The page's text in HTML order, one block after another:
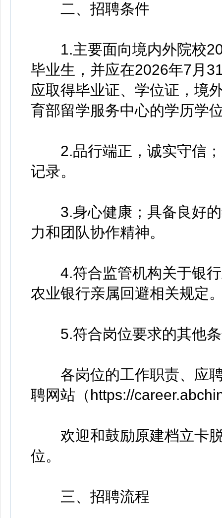
二、招聘条件
1.主要面向境内外院校
毕业生，并应在2026年7月
应取得毕业证、学位证，境
育部留学服务中心的学历学
2.品行端正，诚实守信；
记录。
3.身心健康；具备良好的
力和团队协作精神。
4.符合监管机构关于银行
农业银行亲属回避相关规定
5.符合岗位要求的其他条
各岗位的工作职责、应聘
聘网站（https://
欢迎和鼓励原建档立卡脱
位。
三、招聘流程